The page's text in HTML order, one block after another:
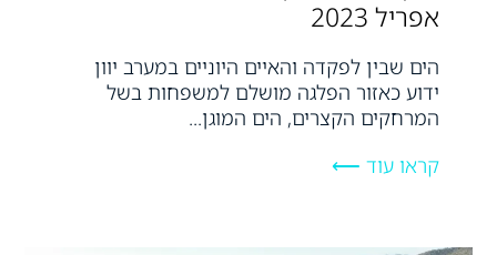
אפריל 2023
הים שבין לפקדה והאיים היוניים במערב יוון
ידוע כאזור הפלגה מושלם למשפחות בשל
המרחקים הקצרים, הים המוגן...
קראו עוד ⟵